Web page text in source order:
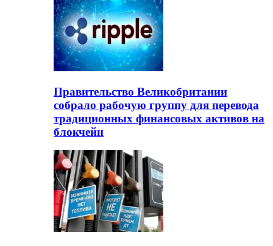
Правительство Великобритании
собрало рабочую группу для перевода
традиционных финансовых активов на
блокчейн